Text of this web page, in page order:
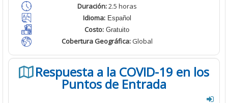
Duración:2.5 horas
Idioma:Español
Costo: Gratuito
Cobertura Geográfica:Global
Respuesta a la COVID-19 en los
Puntos de Entrada